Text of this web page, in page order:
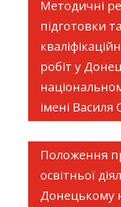
Методичні
підготовки
робіт у
імені Василя
Положення
освітньої
Донецькому